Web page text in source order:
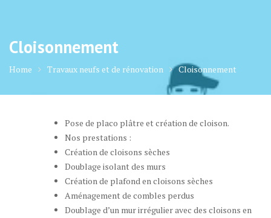
Cloisonnement
Home Travaux neufs et de rénovation Cloisonnement
Pose de placo plâtre et création de cloison.
Nos prestations :
Création de cloisons sèches
Doublage isolant des murs
Création de plafond en cloisons sèches
Aménagement de combles perdus
Doublage d’un mur irrégulier avec des cloisons en